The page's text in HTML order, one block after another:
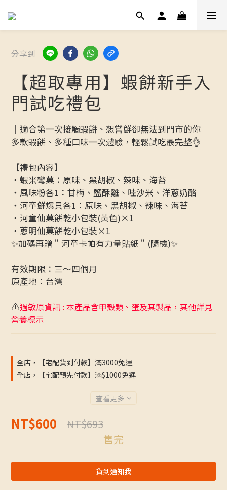
分享到
【超取專用】蝦餅新手入
門試吃禮包
｜適合第一次接觸蝦餅、想嘗鮮卻無法到門市的你｜
多款蝦餅、多種口味一次體驗，輕鬆試吃最完整👌
【禮包內容】
・蝦米彎菓：原味、黑胡椒、辣味、海苔
・風味粉各1：甘梅、鹽酥雞、哇沙米、洋蔥奶酪
・河童鮮爆貝各1：原味、黑胡椒、辣味、海苔
・河童仙菓餅乾小包裝(黃色)×1
・蔥明仙菓餅乾小包裝×1
✨加碼再贈＂河童卡帕有力量貼紙＂(隨機)✨
有效期限：三～四個月
原產地：台灣
⚠️過敏原資訊 : 本產品含甲殼類、蛋及其製品，其他詳見
營養標示
全店，【宅配貨到付款】滿3000免運
全店，【宅配預先付款】滿$1000免運
查看更多
NT$600 NT$693
售完
貨到通知我